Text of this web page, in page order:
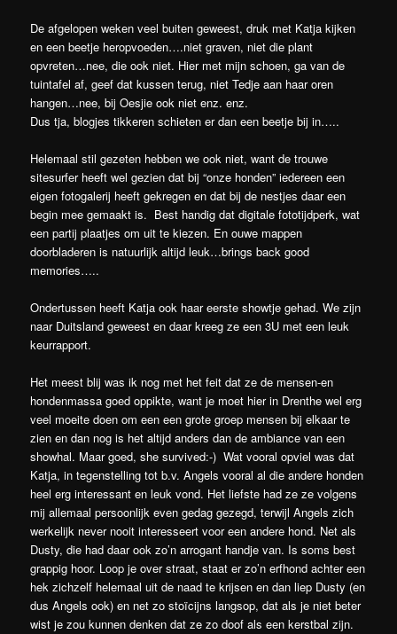
De afgelopen weken veel buiten geweest, druk met Katja kijken
en een beetje heropvoeden….niet graven, niet die plant
opvreten…nee, die ook niet. Hier met mijn schoen, ga van de
tuintafel af, geef dat kussen terug, niet Tedje aan haar oren
hangen…nee, bij Oesjie ook niet enz. enz.
Dus tja, blogjes tikkeren schieten er dan een beetje bij in…..
Helemaal stil gezeten hebben we ook niet, want de trouwe
sitesurfer heeft wel gezien dat bij “onze honden” iedereen een
eigen fotogalerij heeft gekregen en dat bij de nestjes daar een
begin mee gemaakt is. Best handig dat digitale fototijdperk, wat
een partij plaatjes om uit te kiezen. En ouwe mappen
doorbladeren is natuurlijk altijd leuk…brings back good
memories…..
Ondertussen heeft Katja ook haar eerste showtje gehad. We zijn
naar Duitsland geweest en daar kreeg ze een 3U met een leuk
keurrapport.
Het meest blij was ik nog met het feit dat ze de mensen-en
hondenmassa goed oppikte, want je moet hier in Drenthe wel erg
veel moeite doen om een een grote groep mensen bij elkaar te
zien en dan nog is het altijd anders dan de ambiance van een
showhal. Maar goed, she survived:-) Wat vooral opviel was dat
Katja, in tegenstelling tot b.v. Angels vooral al die andere honden
heel erg interessant en leuk vond. Het liefste had ze ze volgens
mij allemaal persoonlijk even gedag gezegd, terwijl Angels zich
werkelijk never nooit interesseert voor een andere hond. Net als
Dusty, die had daar ook zo’n arrogant handje van. Is soms best
grappig hoor. Loop je over straat, staat er zo’n erfhond achter een
hek zichzelf helemaal uit de naad te krijsen en dan liep Dusty (en
dus Angels ook) en net zo stoïcijns langsop, dat als je niet beter
wist je zou kunnen denken dat ze zo doof als een kerstbal zijn.